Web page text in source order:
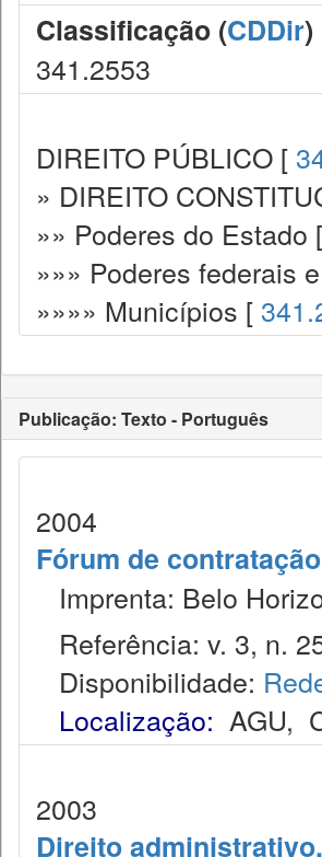
Classificação (CDDir)
341.2553
DIREITO PÚBLICO [
» DIREITO
»» Poderes do Estado [
»»» Poderes federais
»»»» Municípios [
Publicação: Texto - Português
2004
Fórum de
Imprenta: Belo
Referência: v. 3, n.
Disponibilidade:
Localização: AGU,
2003
Direito